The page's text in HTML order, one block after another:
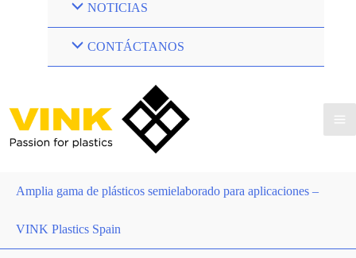
NOTICIAS
CONTÁCTANOS
Amplia gama de plásticos semielaborado para aplicaciones –
VINK Plastics Spain